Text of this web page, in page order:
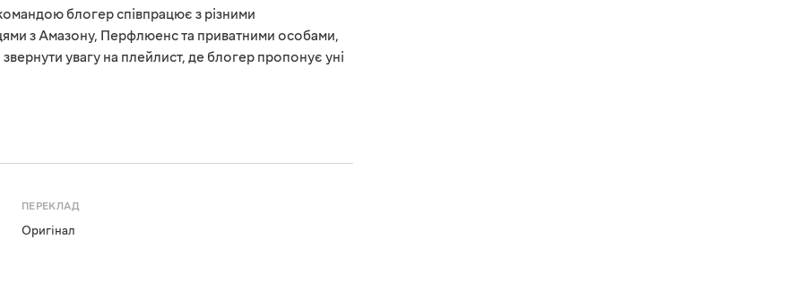
блогер співпрацює з різними
з Амазону, Перфлюенс та приватними особами,
увагу на плейлист, де блогер пропонує уні
ПЕРЕКЛАД
Оригінал